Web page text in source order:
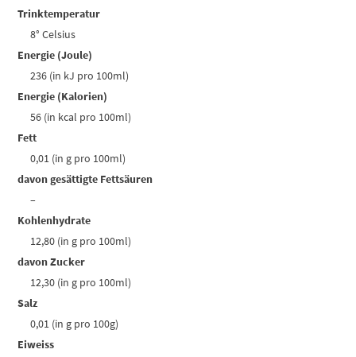
Trinktemperatur
8° Celsius
Energie (Joule)
236 (in kJ pro 100ml)
Energie (Kalorien)
56 (in kcal pro 100ml)
Fett
0,01 (in g pro 100ml)
davon gesättigte Fettsäuren
–
Kohlenhydrate
12,80 (in g pro 100ml)
davon Zucker
12,30 (in g pro 100ml)
Salz
0,01 (in g pro 100g)
Eiweiss